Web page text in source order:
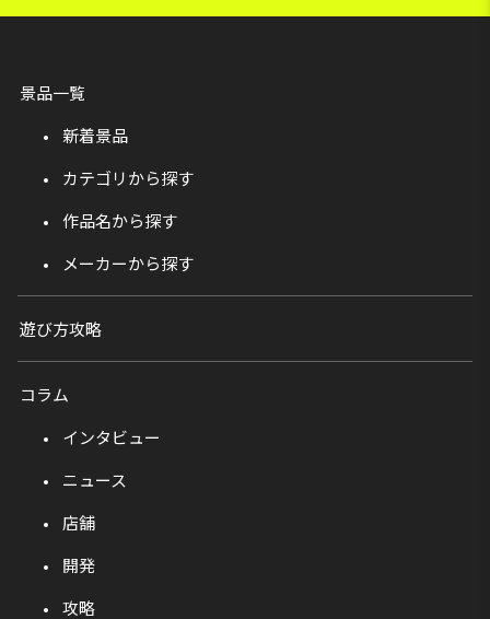
景品一覧
新着景品
カテゴリから探す
作品名から探す
メーカーから探す
遊び方攻略
コラム
インタビュー
ニュース
店舗
開発
攻略